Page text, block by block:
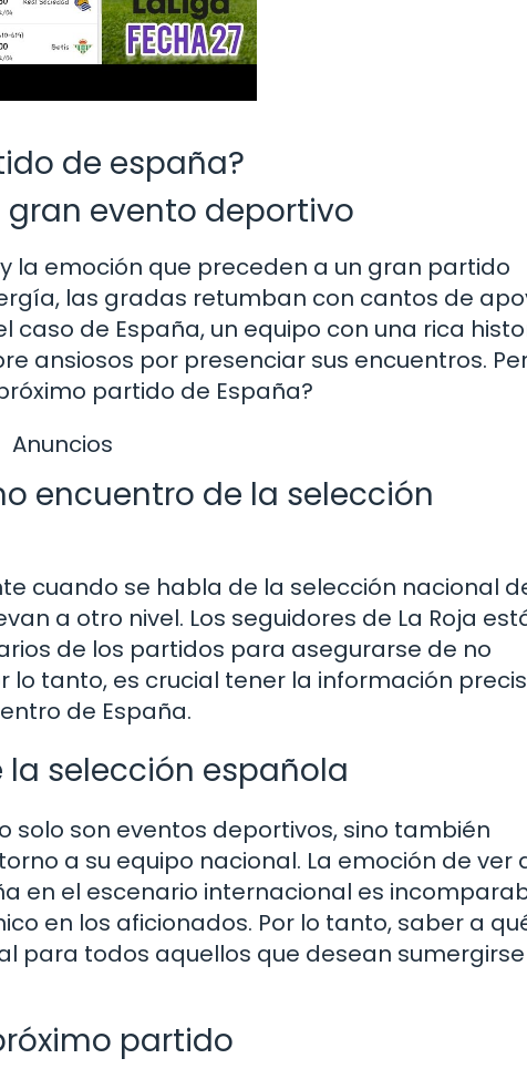
de españa?
evento deportivo
la emoción que preceden a un gran partido
las gradas retumban con cantos de
caso de España, un equipo con una rica
ansiosos por presenciar sus encuentros.
partido de España?
Anuncios
encuentro de la selección
cuando se habla de la selección nacional
a otro nivel. Los seguidores de La Roja
de los partidos para asegurarse de no
lo tanto, es crucial tener la información
de España.
selección española
solo son eventos deportivos, sino también
a su equipo nacional. La emoción de ver
en el escenario internacional es
en los aficionados. Por lo tanto, saber a
para todos aquellos que desean
partido